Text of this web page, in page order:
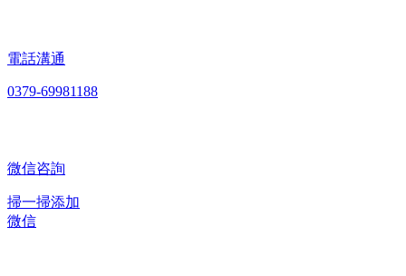
電話溝通
0379-69981188
微信咨詢
掃一掃添加
微信